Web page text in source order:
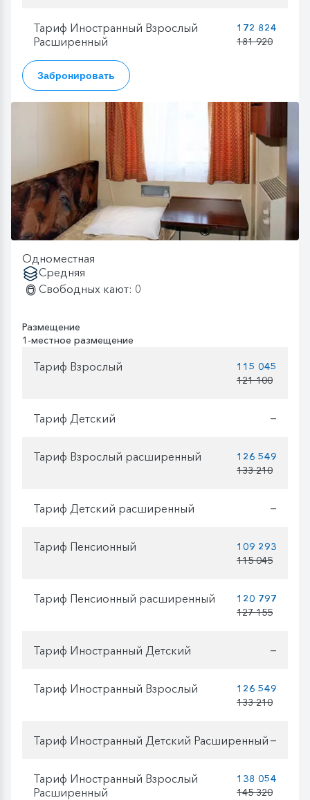
Тариф Иностранный Взрослый
Расширенный
172 824
181 920
Забронировать
Одноместная
Средняя
Свободных кают: 0
Размещение
1-местное размещение
Тариф Взрослый
115 045
121 100
Тариф Детский —
Тариф Взрослый расширенный
126 549
133 210
Тариф Детский расширенный —
Тариф Пенсионный
109 293
115 045
Тариф Пенсионный расширенный
120 797
127 155
Тариф Иностранный Детский —
Тариф Иностранный Взрослый
126 549
133 210
Тариф Иностранный Детский Расширенный —
Тариф Иностранный Взрослый
Расширенный
138 054
145 320